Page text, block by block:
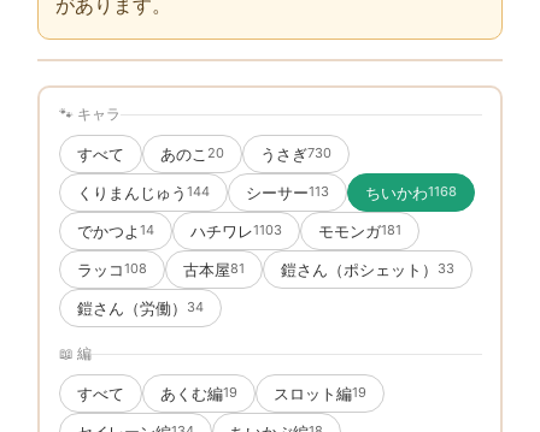
があります。
🐾 キャラ
すべて あのこ 20 うさぎ730
くりまんじゅう 144 シーサー113 ちいかわ1168
でかつよ 14 ハチワレ1103 モモンガ181
ラッコ108 古本屋81 鎧さん（ポシェット） 33
鎧さん（労働） 34
📖 編
すべて あくむ編19 スロット編19